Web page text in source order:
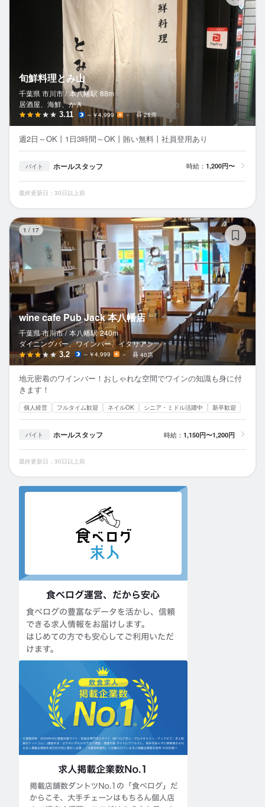
旬鮮料理とみ山
千葉県 市川市 / 本八幡駅 88m
居酒屋、海鮮、かき
3.11 ～￥4,999 － 28席
週2日～OK丨1日3時間～OK丨賄い無料丨社員登用あり
バイト ホールスタッフ 時給： 1,200円〜
最終更新日：30日以上前
1 / 17
wine cafe Pub Jack 本八幡店
千葉県 市川市 / 本八幡駅 240m
ダイニングバー、ワインバー、イタリアン
3.2 ～￥4,999 － 40席
地元密着のワインバー！おしゃれな空間でワインの知識も身に付
きます！
個人経営 フルタイム歓迎 ネイルOK シニア・ミドル活躍中 新卒歓迎
バイト ホールスタッフ 時給： 1,150円〜1,200円
最終更新日：30日以上前